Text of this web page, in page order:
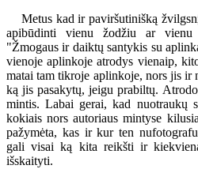
Metus kad ir paviršutinišką
apibūdinti vienu žodžiu ar vienu
"Žmogaus ir daiktų santykis su
vienoje aplinkoje atrodys vienaip,
matai tam tikroje aplinkoje, nors jis ir
ką jis pasakytų, jeigu prabiltų.
mintis. Labai gerai, kad nuotraukų
kokiais nors autoriaus mintyse
pažymėta, kas ir kur ten
gali visai ką kita reikšti ir
išskaityti.